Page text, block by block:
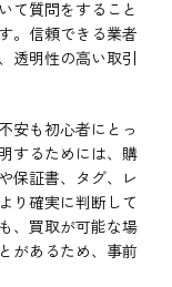
て質問をすること
。信頼できる業者
透明性の高い取引
安も初心者にとっ
するためには、購
保証書、タグ、レ
り確実に判断して
、買取が可能な場
があるため、事前